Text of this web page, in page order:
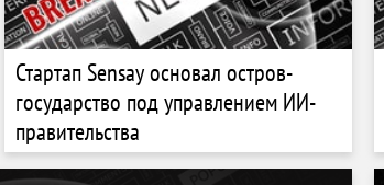
Стартап Sensay основал остров-
государство под управлением ИИ-
правительства